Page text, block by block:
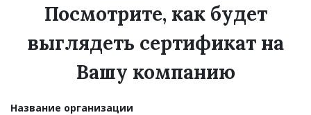
Посмотрите, как будет
выглядеть сертификат на
Вашу компанию
Название организации